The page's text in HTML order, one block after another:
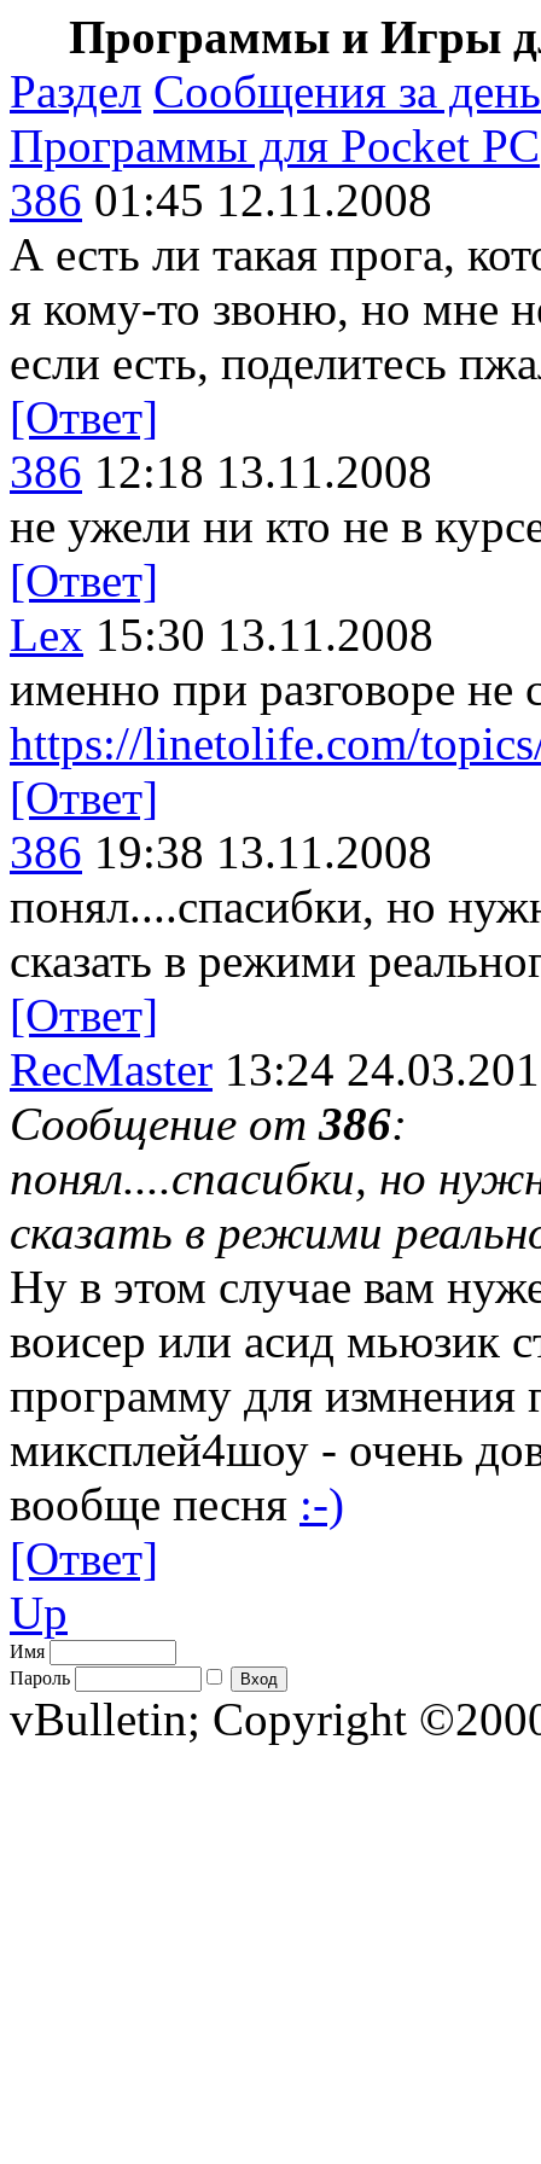
Программы и Игры
Раздел Сообщения за день
Программы для Pocket PC
386 01:45 12.11.2008
А есть ли такая прога,
я кому-то звоню, но мне
если есть, поделитесь
[Ответ]
386 12:18 13.11.2008
не ужели ни кто не в
[Ответ]
Lex 15:30 13.11.2008
именно при разговоре не
https://linetolife.com/
[Ответ]
386 19:38 13.11.2008
понял....спасибки, но
сказать в режими
[Ответ]
RecMaster 13:24
Сообщение от386:
понял....спасибки, но
сказать в режими
Ну в этом случае вам
воисер или асид мьюзик
программу для измнения
миксплей4шоу - очень
вообще песня :-)
[Ответ]
Up
Имя
Пароль
vBulletin; Copyright